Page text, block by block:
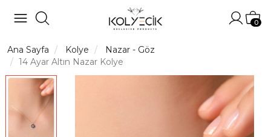
0
Ana Sayfa Kolye
Nazar - Göz
14 Ayar Altın Nazar Kolye